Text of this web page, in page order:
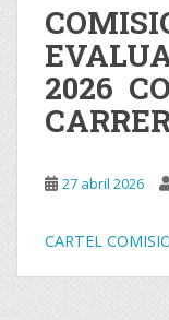
2026
27 abril 2026
CARTEL